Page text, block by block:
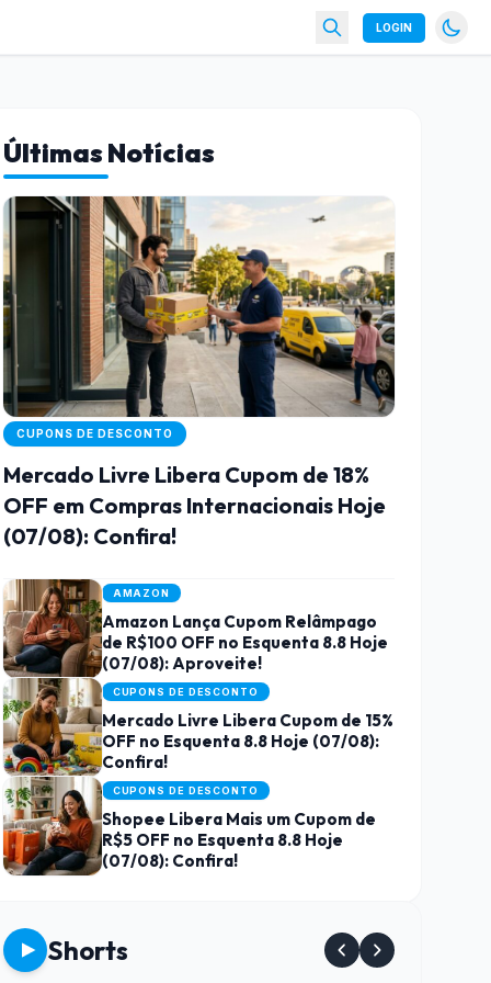
LOGIN
Últimas Notícias
CUPONS DE DESCONTO
Mercado Livre Libera Cupom de 18%
OFF em Compras Internacionais Hoje
(07/08): Confira!
AMAZON
Amazon Lança Cupom Relâmpago
de R$100 OFF no Esquenta 8.8 Hoje
(07/08): Aproveite!
CUPONS DE DESCONTO
Mercado Livre Libera Cupom de 15%
OFF no Esquenta 8.8 Hoje (07/08):
Confira!
CUPONS DE DESCONTO
Shopee Libera Mais um Cupom de
R$5 OFF no Esquenta 8.8 Hoje
(07/08): Confira!
Shorts